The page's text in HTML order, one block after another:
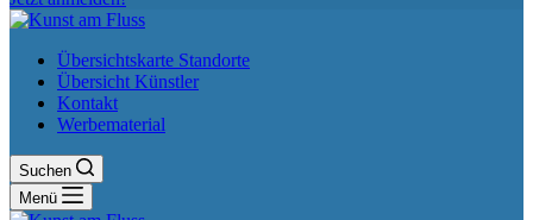
Übersichtskarte Standorte
Übersicht Künstler
Kontakt
Werbematerial
Suchen
Menü